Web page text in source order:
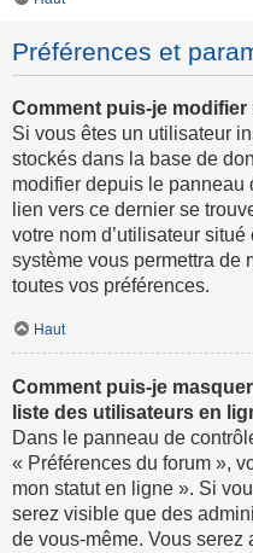
Préférences et
Comment puis-je modifier
Si vous êtes un utilisateur
stockés dans la base de
modifier depuis le panneau
lien vers ce dernier se
votre nom d’utilisateur
système vous permettra de
toutes vos préférences.
Haut
Comment puis-je
liste des utilisateurs en
Dans le panneau de
« Préférences du forum »,
mon statut en ligne ». Si
serez visible que des
de vous-même. Vous